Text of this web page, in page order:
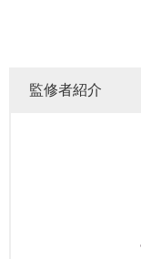
監修者紹介